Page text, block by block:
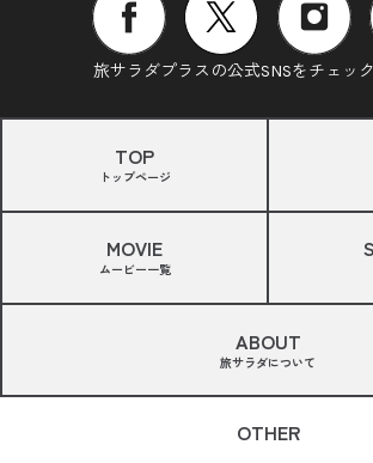
旅サラダプラスの公式SNSをチェッ
TOP
トップページ
MOVIE
ムービー一覧
ABOUT
旅サラダについて
OTHER